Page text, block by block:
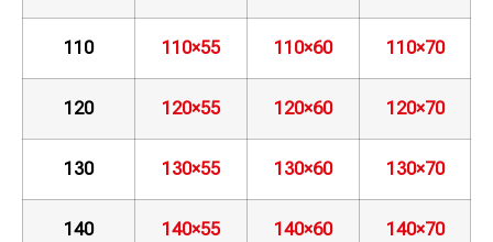
110 110×55 110×60 110×70
120 120×55 120×60 120×70
130 130×55 130×60 130×70
140 140×55 140×60 140×70